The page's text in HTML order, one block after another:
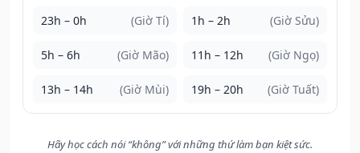
23h – 0h (Giờ Tí) 1h – 2h (Giờ Sửu)
5h – 6h (Giờ Mão) 11h – 12h (Giờ Ngọ)
13h – 14h (Giờ Mùi) 19h – 20h (Giờ Tuất)
Hãy học cách nói “không” với những thứ làm bạn kiệt sức.